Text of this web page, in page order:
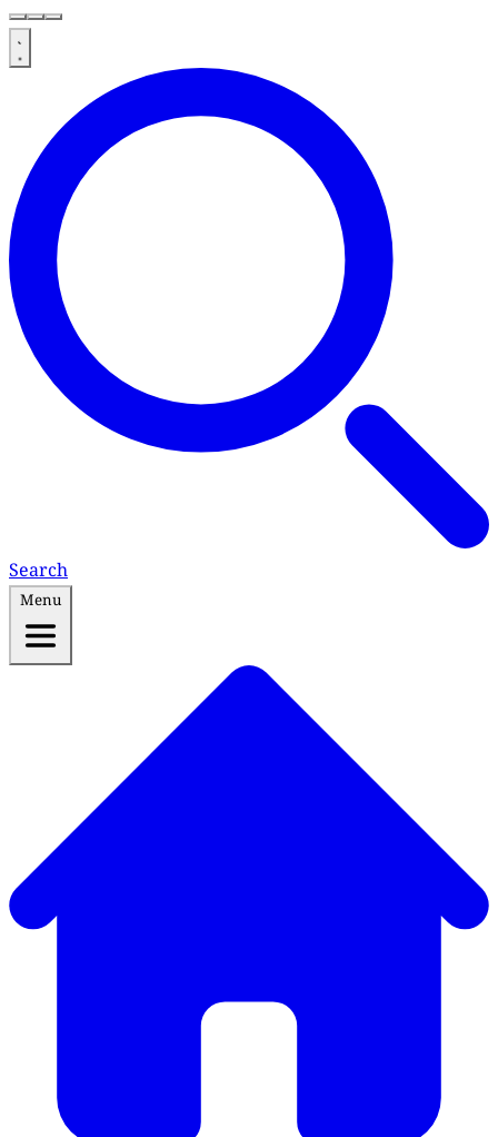
Search
Menu